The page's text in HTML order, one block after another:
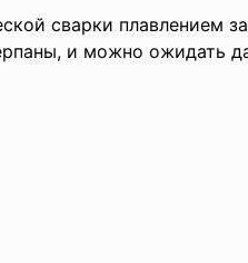
сварки плавлением
и можно ожидать